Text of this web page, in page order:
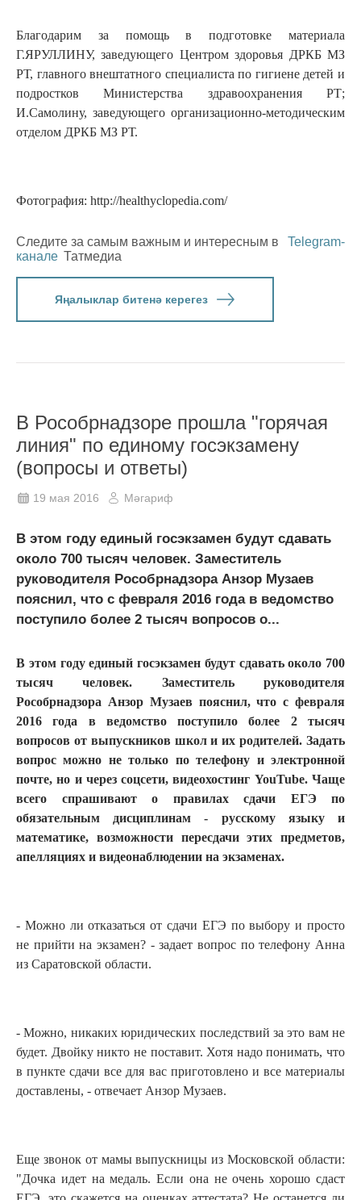
Благодарим за помощь в подготовке материала
Г.ЯРУЛЛИНУ, заведующего Центром здоровья ДРКБ МЗ
РТ, главного внештатного специалиста по гигиене детей и
подростков Министерства здравоохранения РТ;
И.Самолину, заведующего орга­ни­за­ционно­-методическим
отделом ДРКБ МЗ РТ.
Фотография: http://healthyclopedia.com/
Следите за самым важным и интересным в
Telegram-
канале Татмедиа
Яңалыклар битенә керегез
В Рособрнадзоре прошла "горячая
линия" по единому госэкзамену
(вопросы и ответы)
19 мая 2016 Мәгариф
В этом году единый госэкзамен будут сдавать
около 700 тысяч человек. Заместитель
руководителя Рособрнадзора Анзор Музаев
пояснил, что с февраля 2016 года в ведомство
поступило более 2 тысяч вопросов о...
В этом году единый госэкзамен будут сдавать около 700
тысяч человек. Заместитель руководителя
Рособрнадзора Анзор Музаев пояснил, что с февраля
2016 года в ведомство поступило более 2 тысяч
вопросов от выпускников школ и их родителей. Задать
вопрос можно не только по телефону и электронной
почте, но и через соцсети, видеохостинг YouTube. Чаще
всего спрашивают о правилах сдачи ЕГЭ по
обязательным дисциплинам - русскому языку и
математике, возможности пересдачи этих предметов,
апелляциях и видеонаблюдении на экзаменах.
- Можно ли отказаться от сдачи ЕГЭ по выбору и просто
не прийти на экзамен? - задает вопрос по телефону Анна
из Саратовской области.
- Можно, никаких юридических последствий за это вам не
будет. Двойку никто не поставит. Хотя надо понимать, что
в пункте сдачи все для вас приготовлено и все материалы
доставлены, - отвечает Анзор Музаев.
Еще звонок от мамы выпускницы из Московской области:
"Дочка идет на медаль. Если она не очень хорошо сдаст